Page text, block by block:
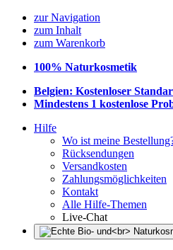
zur Navigation
zum Inhalt
zum Warenkorb
100% Naturkosmetik
Belgien: Kostenloser
Mindestens 1 kostenlose
Hilfe
Wo ist meine
Rücksendungen
Versandkosten
Zahlungsmöglichkeiten
Kontakt
Alle Hilfe-Themen
Live-Chat